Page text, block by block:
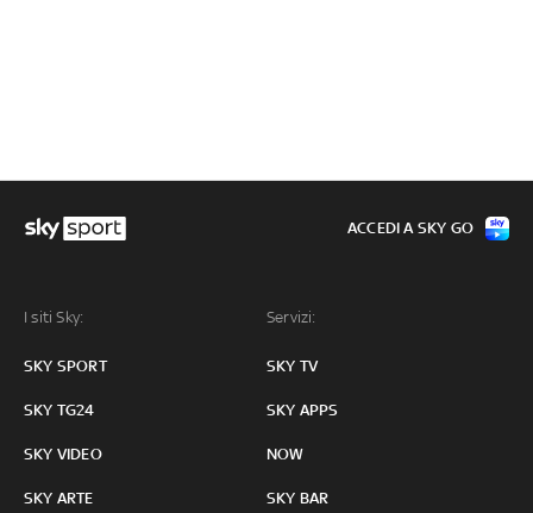
I siti Sky:
SKY SPORT
SKY TG24
SKY VIDEO
SKY ARTE
Servizi:
SKY TV
SKY APPS
NOW
SKY BAR
ACCEDI A SKY GO